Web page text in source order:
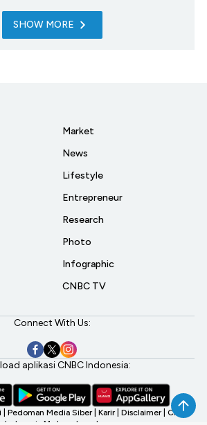
SHOW MORE
Market
News
Lifestyle
Entrepreneur
Research
Photo
Infographic
CNBC TV
Connect With Us:
aplikasi CNBC Indonesia:
Pedoman Media Siber Karir Disclaimer CNBC